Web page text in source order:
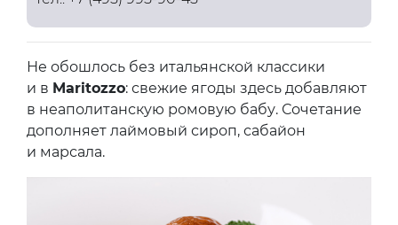
Не обошлось без итальянской классики
и в Maritozzo: свежие ягоды здесь добавляют
в неаполитанскую ромовую бабу. Сочетание
дополняет лаймовый сироп, сабайон
и марсала.